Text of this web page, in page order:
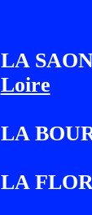
LA
Loire
LA
LA